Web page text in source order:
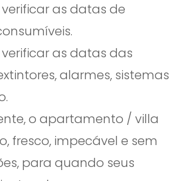
as datas de
verificar as datas das
alarmes, sistemas
o apartamento / villa
fresco, impecável e sem
para quando seus